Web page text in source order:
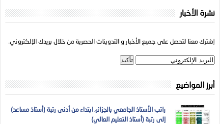
نشرة الأخبار
إشترك معنا لتحصل على جميع الأخبار و التدوينات الحصرية من خلال بريدك الإلكتروني.
أبرز المواضيع
راتب الأستاذ الجامعي بالجزائر، ابتداء من أدنى رتبة (أستاذ مساعد)
إلى رتبة (أستاذ التعليم العالي)